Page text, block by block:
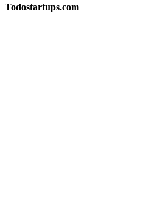
Todostartups.com